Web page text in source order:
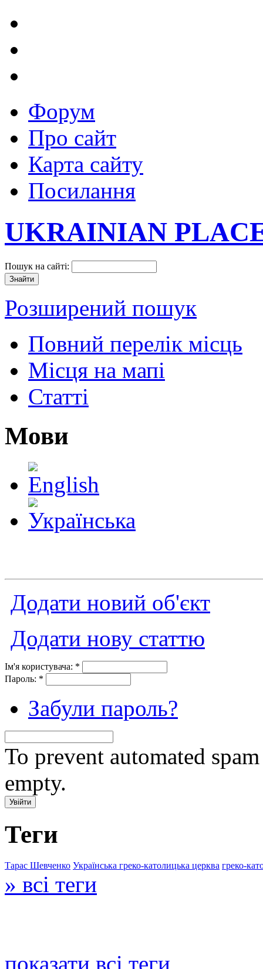
Форум
Про сайт
Карта сайту
Посилання
UKRAINIAN
Пошук на сайті:
Розширений пошук
Повний перелік місць
Місця на мапі
Статті
Мови
Додати новий об'єкт
Додати нову статтю
Ім'я користувача: *
Пароль: *
Забули пароль?
To prevent automated
empty.
Теги
Тарас Шевченко Українська греко-католицька церква греко-
» всі теги
показати всі теги